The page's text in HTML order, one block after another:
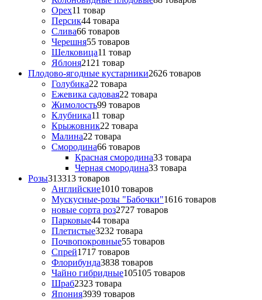
Орех11 товар
Персик44 товара
Слива66 товаров
Черешня55 товаров
Шелковица11 товар
Яблоня21 21 товар
Плодово-ягодные кустарники2626 товаров
Голубика22 товара
Ежевика садовая22 товара
Жимолость99 товаров
Клубника11 товар
Крыжовник22 товара
Малина22 товара
Смородина66 товаров
Красная смородина33 товара
Черная смородина33 товара
Розы313313 товаров
Английские1010 товаров
Мускусные-розы "Бабочки"1616 товаров
новые сорта роз2727 товаров
Парковые44 товара
Плетистые3232 товара
Почвопокровные55 товаров
Спрей1717 товаров
Флорибунда3838 товаров
Чайно гибридные105105 товаров
Шраб2323 товара
Япония3939 товаров